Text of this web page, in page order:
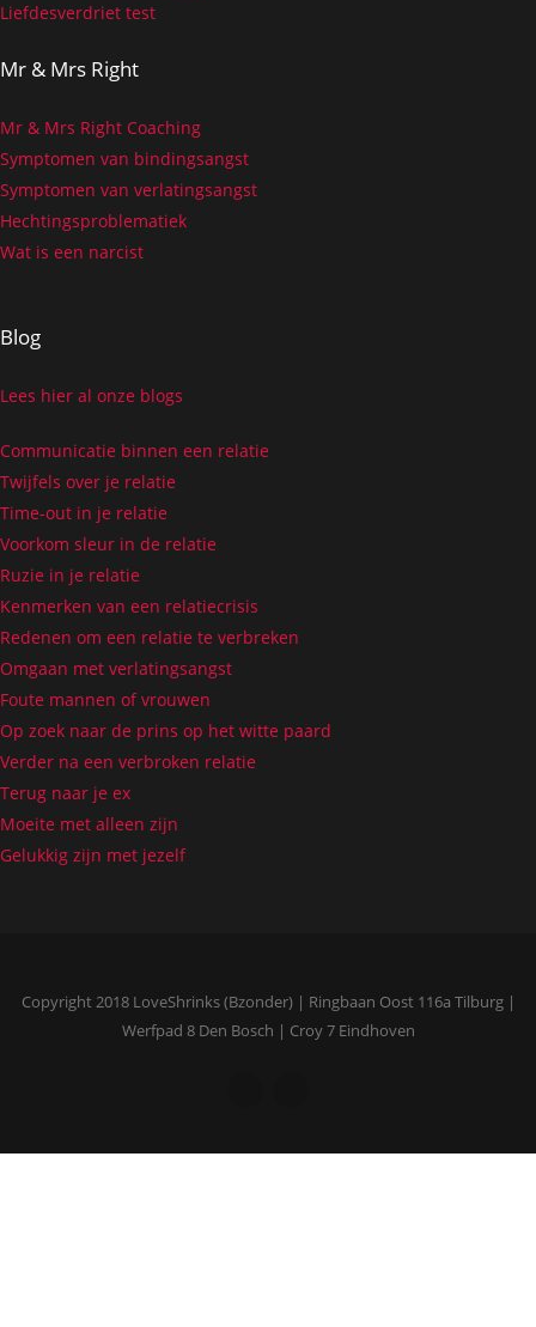
Liefdesverdriet test
Mr & Mrs Right
Mr & Mrs Right Coaching
Symptomen van bindingsangst
Symptomen van verlatingsangst
Hechtingsproblematiek
Wat is een narcist
Blog
Lees hier al onze blogs
Communicatie binnen een relatie
Twijfels over je relatie
Time-out in je relatie
Voorkom sleur in de relatie
Ruzie in je relatie
Kenmerken van een relatiecrisis
Redenen om een relatie te verbreken
Omgaan met verlatingsangst
Foute mannen of vrouwen
Op zoek naar de prins op het witte paard
Verder na een verbroken relatie
Terug naar je ex
Moeite met alleen zijn
Gelukkig zijn met jezelf
Copyright 2018 LoveShrinks (Bzonder) | Ringbaan Oost 116a Tilburg |
Werfpad 8 Den Bosch | Croy 7 Eindhoven